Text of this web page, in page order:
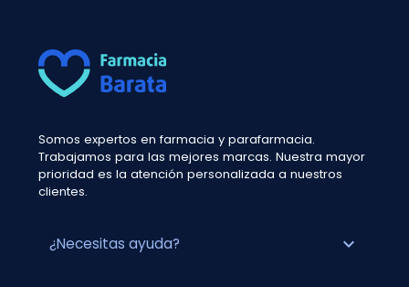
Somos expertos en farmacia y parafarmacia.
Trabajamos para las mejores marcas. Nuestra mayor
prioridad es la atención personalizada a nuestros
clientes.
¿Necesitas ayuda? expand_more